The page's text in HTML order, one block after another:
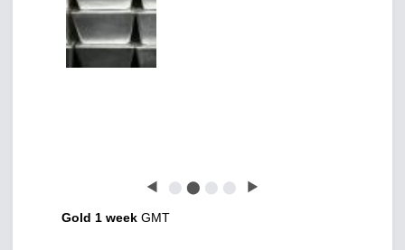
◀ ⬤ ⬤ ⬤ ⬤ ▶
Gold 1 week GMT